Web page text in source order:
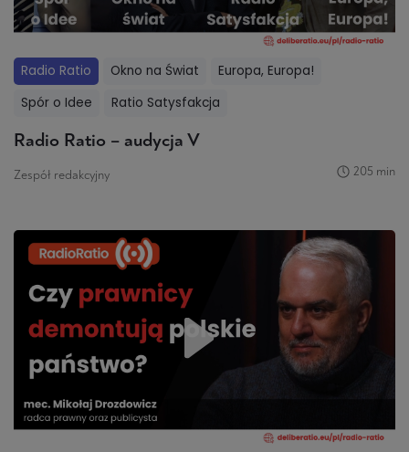
Radio Ratio Okno na Świat
Europa, Europa!
Spór o Idee
Ratio Satysfakcja
Radio Ratio – audycja V
Zespół redakcyjny 205 min